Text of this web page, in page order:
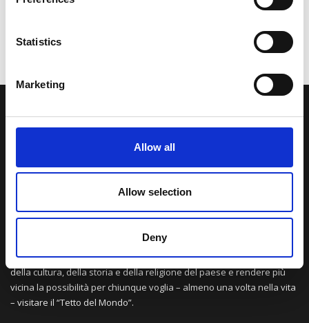
Statistics
Marketing
Allow all
Allow selection
Deny
LA NOSTRA MISSION
avuto modo di viaggiare e conoscere questa meravigliosa regione.
Una regione affascinante, densa di spiritualità che con i suoi
paesaggi e la sua gente è capace di riempire il cuore.
Attraverso i nostri contributi cercheremo agevolare la conoscenza
della cultura, della storia e della religione del paese e rendere più
vicina la possibilità per chiunque voglia – almeno una volta nella vita
– visitare il “Tetto del Mondo”.